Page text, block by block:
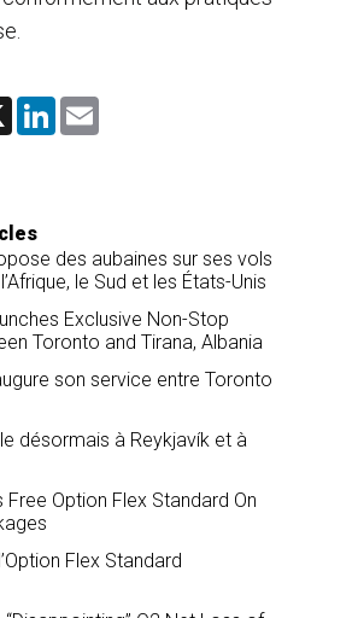
X
L
des aubaines sur ses vols
le Sud et les États-Unis
Exclusive Non-Stop
Toronto and Tirana, Albania
son service entre Toronto
désormais à Reykjavík et à
Free Option Flex Standard On
Flex Standard